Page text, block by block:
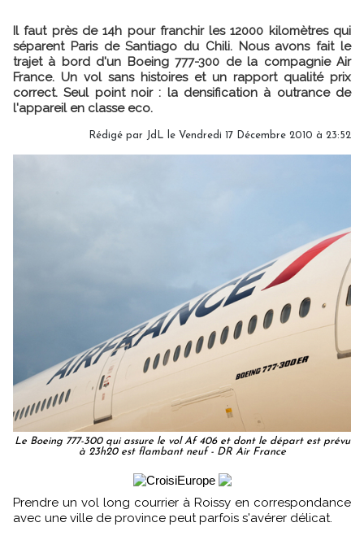
Il faut près de 14h pour franchir les 12000 kilomètres qui
séparent Paris de Santiago du Chili. Nous avons fait le
trajet à bord d'un Boeing 777-300 de la compagnie Air
France. Un vol sans histoires et un rapport qualité prix
correct. Seul point noir : la densification à outrance de
l'appareil en classe eco.
Rédigé par JdL le Vendredi 17 Décembre 2010 à 23:52
Le Boeing 777-300 qui assure le vol Af 406 et dont le départ est prévu
à 23h20 est flambant neuf - DR Air France
Prendre un vol long courrier à Roissy en correspondance
avec une ville de province peut parfois s'avérer délicat.